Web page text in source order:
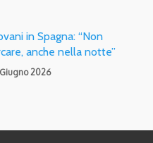
in Spagna: “Non
anche nella notte”
Giugno 2026